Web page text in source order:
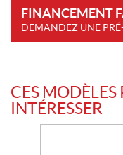
FINANCEMENT
DEMANDEZ UNE
CES
INTÉRESSER